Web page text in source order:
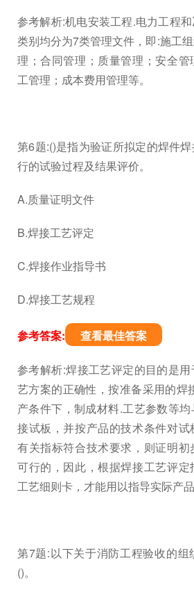
参考解析:机电安装工程.电力工程
类别均分为7类管理文件，即:施工
理；合同管理；质量管理；安全
工管理；成本费用管理等。
第6题:()是指为验证所拟定的焊件
行的试验过程及结果评价。
A.质量证明文件
B.焊接工艺评定
C.焊接作业指导书
D.焊接工艺规程
参考答案: 查看最佳答案
参考解析:焊接工艺评定的目的是
艺方案的正确性，按准备采用的焊
产条件下，制成材料.工艺参数等
接试板，并按产品的技术条件对
有关指标符合技术要求，则证明
可行的，因此，根据焊接工艺评
工艺细则卡，才能用以指导实际产品
第7题:以下关于消防工程验收的
()。